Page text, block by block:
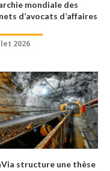
mondiale des
d’avocats d’affaires
2026
structure une thèse